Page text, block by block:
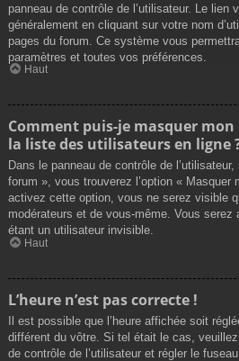
panneau de contrôle de l’utilisateur. Le lien
généralement en cliquant sur votre nom
pages du forum. Ce système vous
paramètres et toutes vos préférences.
Haut
Comment puis-je masquer
la liste des utilisateurs en ligne
Dans le panneau de contrôle de
forum », vous trouverez l’option «
activez cette option, vous ne serez visible
modérateurs et de vous-même. Vous
étant un utilisateur invisible.
Haut
L’heure n’est pas correcte !
Il est possible que l’heure affichée soit
différent du vôtre. Si tel était le cas,
de contrôle de l’utilisateur et régler le